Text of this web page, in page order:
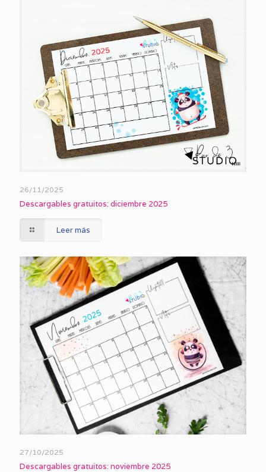
26/11/2025
Descargables gratuitos: diciembre 2025
Leer más
27/10/2025
Descargables gratuitos: noviembre 2025